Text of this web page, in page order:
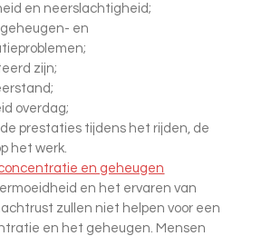
en neerslachtigheid;
en
zijn;
overdag;
prestaties tijdens het rijden, de
het werk.
en geheugen
en het ervaren van
zullen niet helpen voor een
en het geheugen. Mensen